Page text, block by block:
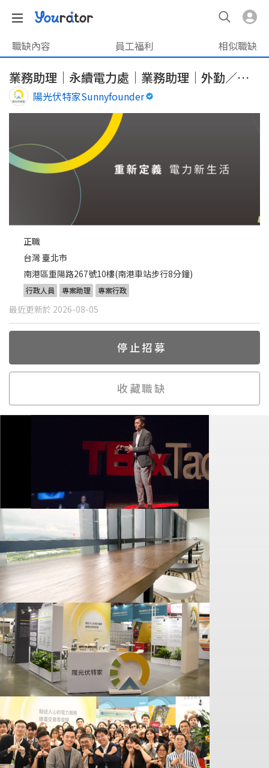
職缺內容 員工福利 相似職缺
業務助理｜永續電力處｜業務助理｜外勤／跨縣市支援機會
陽光伏特家Sunnyfounder
正職
台灣 臺北市
南港區重陽路267號10樓(南港車站步行8分鐘)
行政人員 專案助理 專案行政
最近更新於 2026-08-05
停止招募
收藏職缺